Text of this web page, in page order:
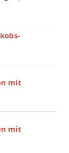
mit
mit